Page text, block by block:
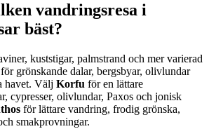
vandringsresa i
bäst?
kuststigar, palmstrand och mer varierad
för grönskande dalar, bergsbyar, olivlundar
havet. Välj Korfu för en lättare
cypresser, olivlundar, Paxos och jonisk
för lättare vandring, frodig grönska,
smakprovningar.